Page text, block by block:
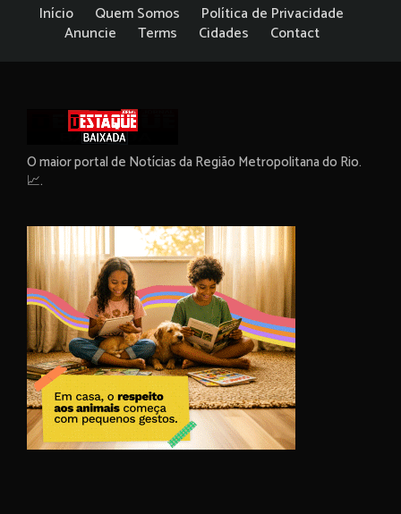
Início Quem Somos
Política de Privacidade
Anuncie
Terms Cidades Contact
O maior portal de Notícias da Região Metropolitana do Rio.
📈.